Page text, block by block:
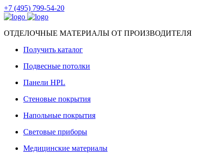
+7 (495) 799-54-20
ОТДЕЛОЧНЫЕ МАТЕРИАЛЫ ОТ ПРОИЗВОДИТЕЛЯ
Получить каталог
Подвесные потолки
Панели HPL
Стеновые покрытия
Напольные покрытия
Световые приборы
Медицинские материалы